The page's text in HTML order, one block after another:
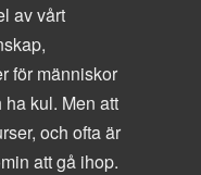
av vårt
för människor
kul. Men att
och ofta är
att gå ihop.